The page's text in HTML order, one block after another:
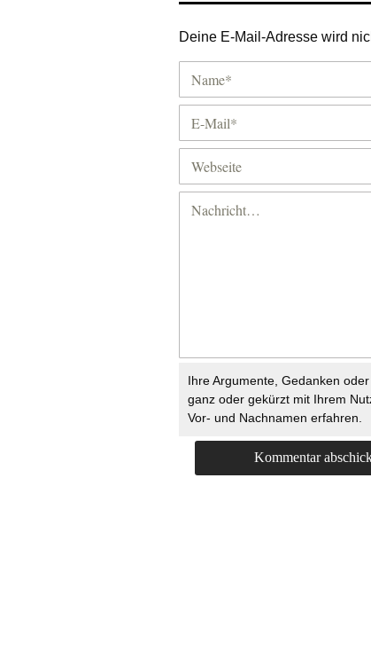
Deine E-Mail-Adresse wird
Ihre Argumente, Gedanken
ganz oder gekürzt mit Ihrem
Vor- und Nachnamen erfahren.